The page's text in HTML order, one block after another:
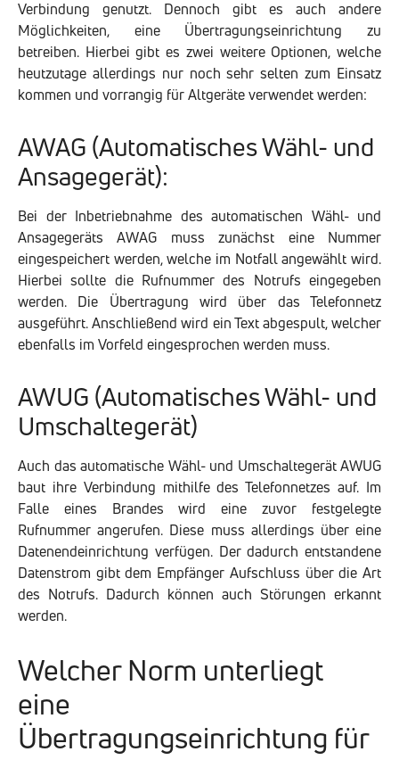
Verbindung genutzt. Dennoch gibt es auch andere
Möglichkeiten, eine Übertragungseinrichtung zu
betreiben. Hierbei gibt es zwei weitere Optionen, welche
heutzutage allerdings nur noch sehr selten zum Einsatz
kommen und vorrangig für Altgeräte verwendet werden:
AWAG (Automatisches Wähl- und
Ansagegerät):
Bei der Inbetriebnahme des automatischen Wähl- und
Ansagegeräts AWAG muss zunächst eine Nummer
eingespeichert werden, welche im Notfall angewählt wird.
Hierbei sollte die Rufnummer des Notrufs eingegeben
werden. Die Übertragung wird über das Telefonnetz
ausgeführt. Anschließend wird ein Text abgespult, welcher
ebenfalls im Vorfeld eingesprochen werden muss.
AWUG (Automatisches Wähl- und
Umschaltegerät)
Auch das automatische Wähl- und Umschaltegerät AWUG
baut ihre Verbindung mithilfe des Telefonnetzes auf. Im
Falle eines Brandes wird eine zuvor festgelegte
Rufnummer angerufen. Diese muss allerdings über eine
Datenendeinrichtung verfügen. Der dadurch entstandene
Datenstrom gibt dem Empfänger Aufschluss über die Art
des Notrufs. Dadurch können auch Störungen erkannt
werden.
Welcher Norm unterliegt
eine
Übertragungseinrichtung für